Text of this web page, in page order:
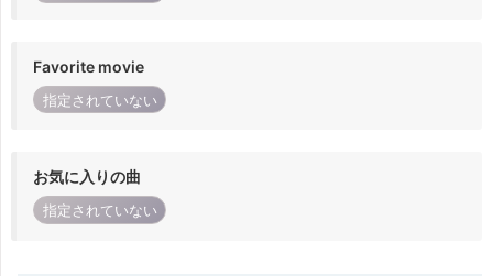
Favorite movie
指定されていない
お気に入りの曲
指定されていない